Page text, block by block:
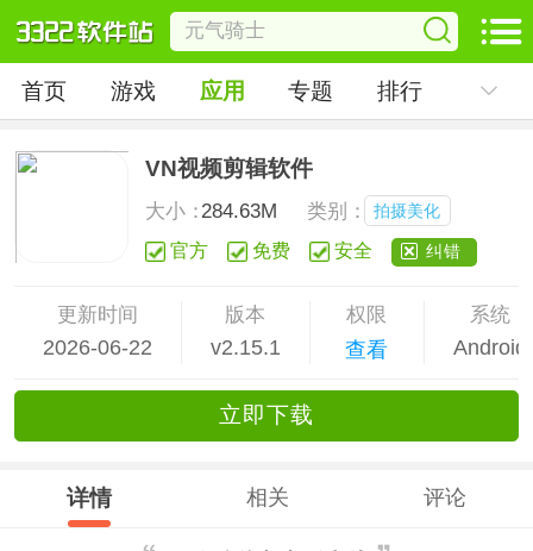
首页 游戏 应用 专题 排行
VN视频剪辑软件
大小：284.63M 类别： 拍摄美化
官方 免费 安全 纠错
更新时间
2026-06-22
版本
v2.15.1
权限
查看
系统
Android
立即下载
详情 相关 评论